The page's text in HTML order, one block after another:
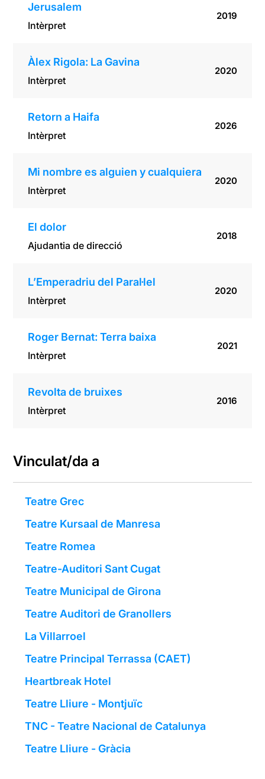
Jerusalem
Intèrpret
2019
Àlex Rigola: La Gavina
Intèrpret
2020
Retorn a Haifa
Intèrpret
2026
Mi nombre es alguien y cualquiera
Intèrpret
2020
El dolor
Ajudantia de direcció
2018
L’Emperadriu del Paral·lel
Intèrpret
2020
Roger Bernat: Terra baixa
Intèrpret
2021
Revolta de bruixes
Intèrpret
2016
Vinculat/da a
Teatre Grec
Teatre Kursaal de Manresa
Teatre Romea
Teatre-Auditori Sant Cugat
Teatre Municipal de Girona
Teatre Auditori de Granollers
La Villarroel
Teatre Principal Terrassa (CAET)
Heartbreak Hotel
Teatre Lliure - Montjuïc
TNC - Teatre Nacional de Catalunya
Teatre Lliure - Gràcia